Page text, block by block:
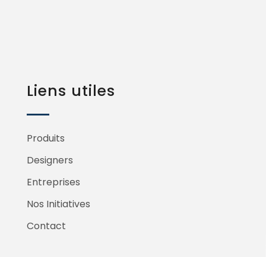
Liens utiles
Produits
Designers
Entreprises
Nos Initiatives
Contact